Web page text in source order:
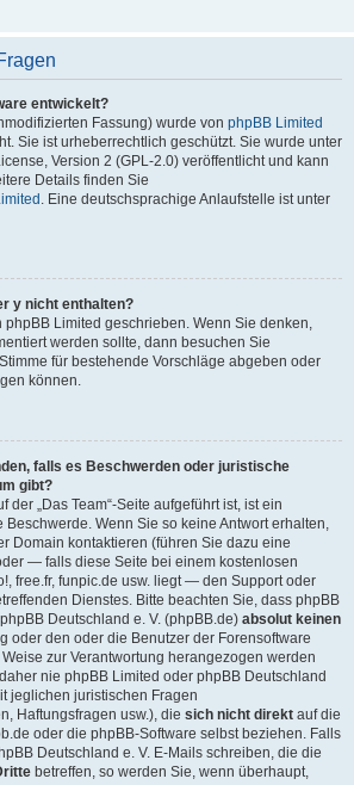
entwickelt?
Fassung) wurde von phpBB Limited
Sie ist urheberrechtlich geschützt. Sie wurde unter
Version 2 (GPL-2.0) veröffentlicht und kann
Details finden Sie
. Eine deutschsprachige Anlaufstelle ist unter
y nicht enthalten?
phpBB Limited geschrieben. Wenn Sie denken,
werden sollte, dann besuchen Sie
für bestehende Vorschläge abgeben oder
können.
falls es Beschwerden oder juristische
gibt?
der „Das Team“-Seite aufgeführt ist, ist ein
Beschwerde. Wenn Sie so keine Antwort erhalten,
Domain kontaktieren (führen Sie dazu eine
— falls diese Seite bei einem kostenlosen
free.fr, funpic.de usw. liegt — den Support oder
Dienstes. Bitte beachten Sie, dass phpBB
Deutschland e. V. (phpBB.de) absolut keinen
oder den oder die Benutzer der Forensoftware
zur Verantwortung herangezogen werden
nie phpBB Limited oder phpBB Deutschland
jeglichen juristischen Fragen
Haftungsfragen usw.), die sich nicht direkt auf die
oder die phpBB-Software selbst beziehen. Falls
Deutschland e. V. E-Mails schreiben, die die
betreffen, so werden Sie, wenn überhaupt,